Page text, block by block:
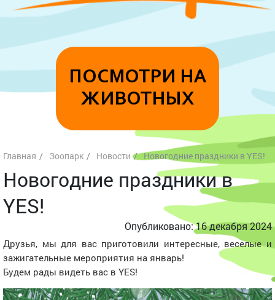
ПОСМОТРИ НА
ЖИВОТНЫХ
Главная Зоопарк Новости Новогодние праздники в YES!
Новогодние праздники в
YES!
Опубликовано: 16 декабря 2024
Друзья, мы для вас приготовили интересные, веселые и
зажигательные мероприятия на январь!
Будем рады видеть вас в YES!